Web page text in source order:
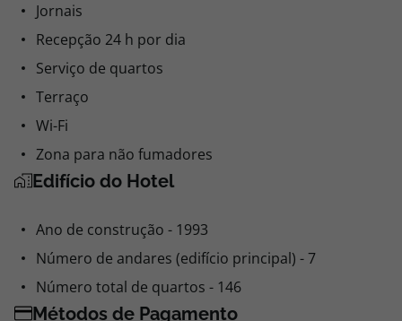
Jornais
Recepção 24 h por dia
Serviço de quartos
Terraço
Wi-Fi
Zona para não fumadores
Edifício do Hotel
Ano de construção - 1993
Número de andares (edifício principal) - 7
Número total de quartos - 146
Métodos de Pagamento